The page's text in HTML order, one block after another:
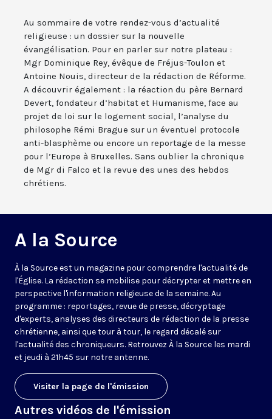
Au sommaire de votre rendez-vous d’actualité
religieuse : un dossier sur la nouvelle
évangélisation. Pour en parler sur notre plateau :
Mgr Dominique Rey, évêque de Fréjus-Toulon et
Antoine Nouis, directeur de la rédaction de Réforme.
A découvrir également : la réaction du père Bernard
Devert, fondateur d’habitat et Humanisme, face au
projet de loi sur le logement social, l’analyse du
philosophe Rémi Brague sur un éventuel protocole
anti-blasphème ou encore un reportage de la messe
pour l’Europe à Bruxelles. Sans oublier la chronique
de Mgr di Falco et la revue des unes des hebdos
chrétiens.
A la Source
À la Source est un magazine pour comprendre l'actualité de
l'Église. La rédaction se mobilise pour décrypter et mettre en
perspective l'information religieuse de la semaine. Au
programme : reportages, revue de presse, décryptage
d'experts, analyses des directeurs de rédaction de la presse
chrétienne, ainsi que tour à tour, le regard décalé sur
l'actualité des chroniqueurs. Retrouvez À la Source les mardi
et jeudi à 21h45 sur notre antenne.
Visiter la page de l'émission
Autres vidéos de l'émission